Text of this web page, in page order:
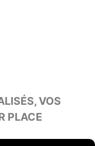
VOS
PLACE